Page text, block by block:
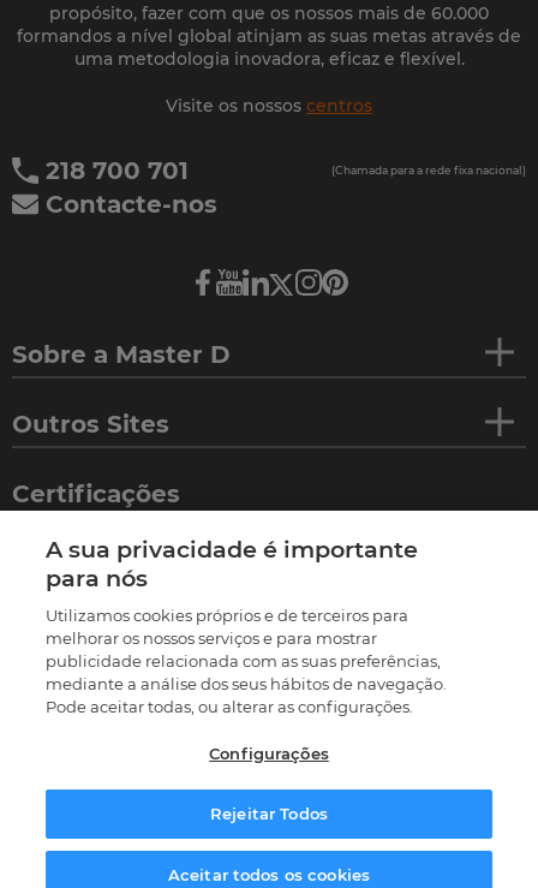
propósito, fazer com que os nossos mais de 60.000
formandos a nível global atinjam as suas metas através de
uma metodologia inovadora, eficaz e flexível.
Visite os nossos centros
218 700 701 (Chamada para a rede fixa nacional)
Contacte-nos
Sobre a Master D
Outros Sites
Certificações
©2026 Termos e condições
Política de privacidade
Política de cookies
Livro de reclamações
Resolução Alternativa de Litígios
Preferências de cookies
A sua privacidade é importante
para nós
Utilizamos cookies próprios e de terceiros para
melhorar os nossos serviços e para mostrar
publicidade relacionada com as suas preferências,
mediante a análise dos seus hábitos de navegação.
Pode aceitar todas, ou alterar as configurações.
Configurações
Rejeitar Todos
Aceitar todos os cookiesSolicitar informação